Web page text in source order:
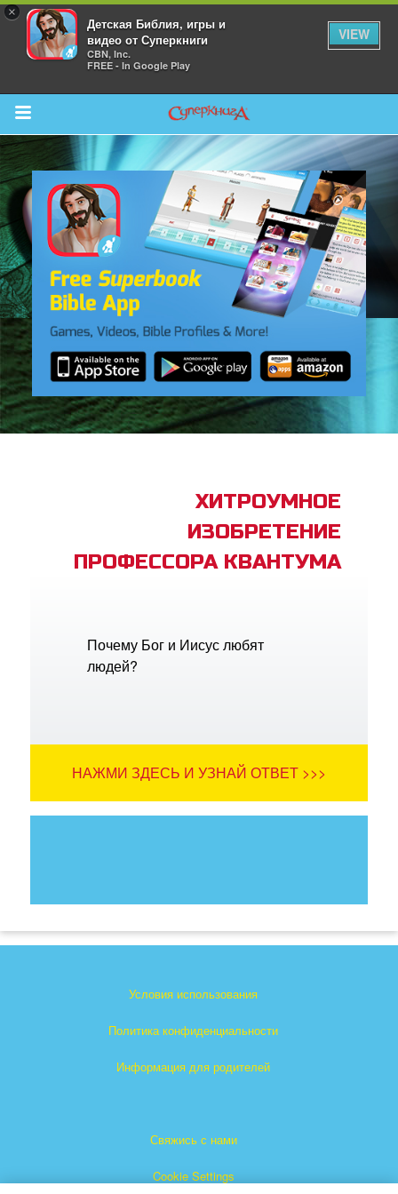
×
Детская Библия, игры и
видео от Суперкниги
CBN, Inc.
FREE - In Google Play
VIEW
Return to Content
Bible App
ХИТРОУМНОЕ
ИЗОБРЕТЕНИЕ
ПРОФЕССОРА КВАНТУМА
Почему Бог и Иисус любят
людей?
НАЖМИ ЗДЕСЬ И УЗНАЙ ОТВЕТ >>>
Условия использования
Политика конфиденциальности
Информация для родителей
Свяжись с нами
Cookie Settings